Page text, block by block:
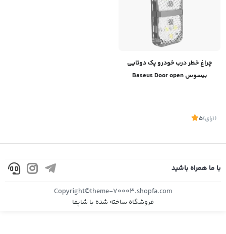
چراغ خطر درب خودرو پک دوتایی
بیسوس Baseus Door open
(1 رای)
5
با ما همراه باشید
Copyright©theme-70003.shopfa.com
فروشگاه ساخته شده با شاپفا